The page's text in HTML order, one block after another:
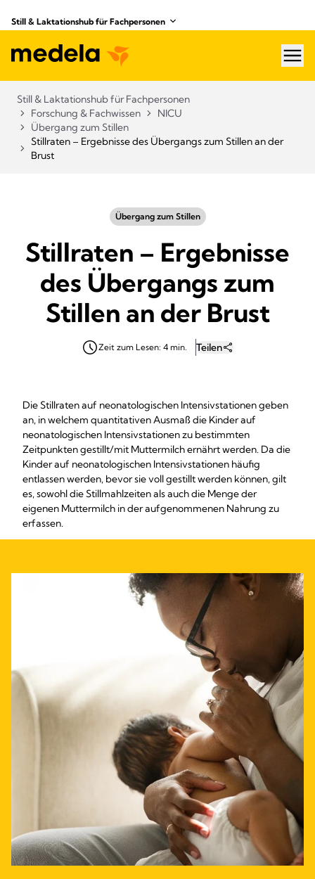
Still & Laktationshub für Fachpersonen
Still & Laktationshub für Fachpersonen
Forschung & Fachwissen
NICU
Übergang zum Stillen
Stillraten – Ergebnisse des Übergangs zum Stillen an der
Brust
Übergang zum Stillen
Stillraten – Ergebnisse
des Übergangs zum
Stillen an der Brust
Zeit zum Lesen: 4 min. Teilen
Die Stillraten auf neonatologischen Intensivstationen geben
an, in welchem quantitativen Ausmaß die Kinder auf
neonatologischen Intensivstationen zu bestimmten
Zeitpunkten gestillt/mit Muttermilch ernährt werden. Da die
Kinder auf neonatologischen Intensivstationen häufig
entlassen werden, bevor sie voll gestillt werden können, gilt
es, sowohl die Stillmahlzeiten als auch die Menge der
eigenen Muttermilch in der aufgenommenen Nahrung zu
erfassen.